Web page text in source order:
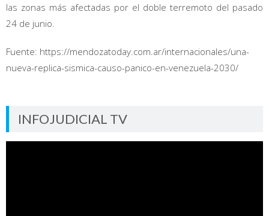
las zonas más afectadas por el doble terremoto del pasado
24 de junio.
Fuente: https://mendozatoday.com.ar/internacionales/una-
nueva-replica-sismica-causo-panico-en-venezuela-2030/
INFOJUDICIAL TV